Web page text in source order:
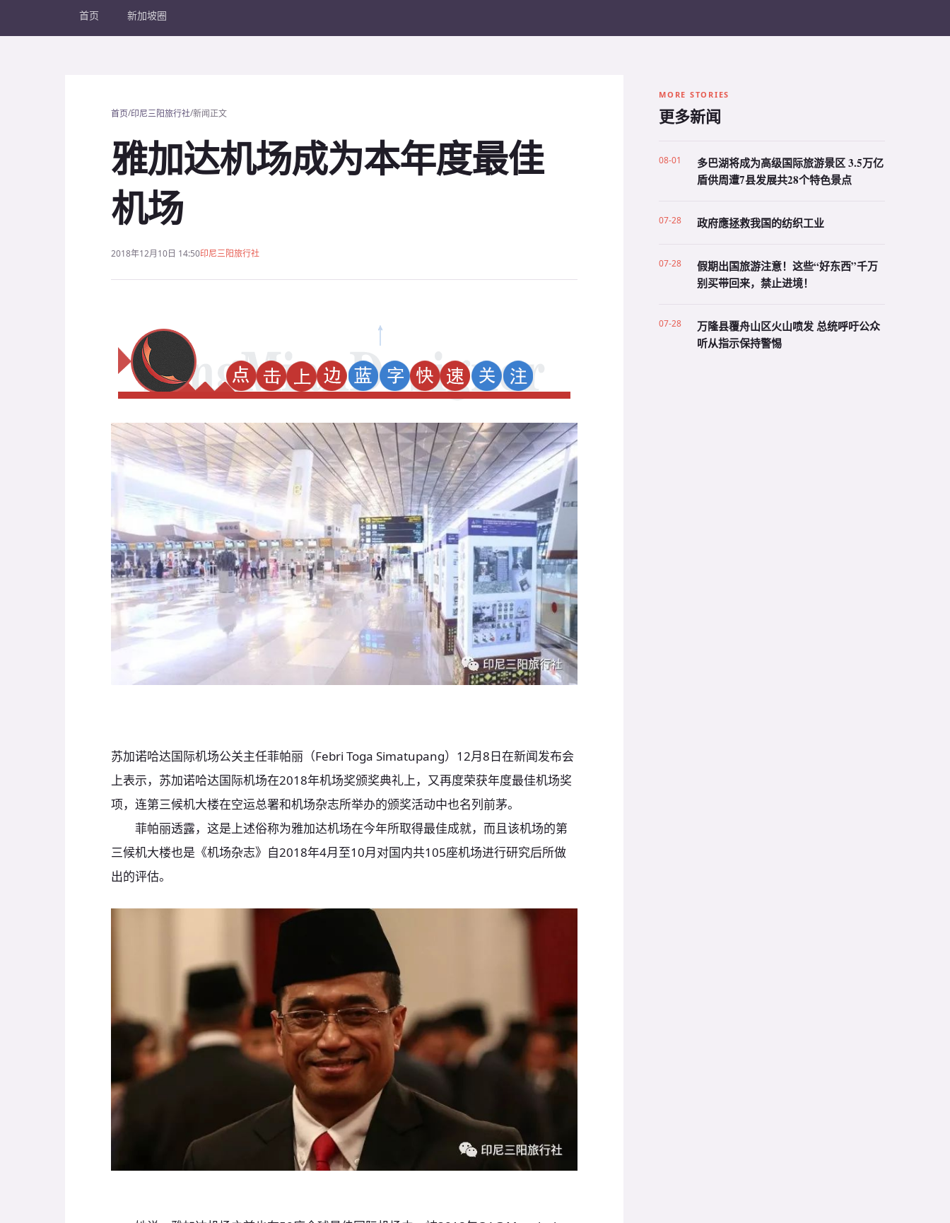
首页 新加坡圈
首页/印尼三阳旅行社/新闻正文
雅加达机场成为本年度最佳
机场
2018年12月10日 14:50印尼三阳旅行社
苏加诺哈达国际机场公关主任菲帕丽（Febri Toga Simatupang）12月8日在新闻发布会
上表示，苏加诺哈达国际机场在2018年机场奖颁奖典礼上，又再度荣获年度最佳机场奖
项，连第三候机大楼在空运总署和机场杂志所举办的颁奖活动中也名列前茅。
菲帕丽透露，这是上述俗称为雅加达机场在今年所取得最佳成就，而且该机场的第
三候机大楼也是《机场杂志》自2018年4月至10月对国内共105座机场进行研究后所做
出的评估。
MORE STORIES
更多新闻
08-01
多巴湖将成为高级国际旅游景区 3.5万亿
盾供周遭7县发展共28个特色景点
07-28 政府應拯救我国的纺织工业
07-28
假期出国旅游注意！这些“好东西”千万
别买带回来，禁止进境！
07-28
万隆县覆舟山区火山喷发 总统呼吁公众
听从指示保持警惕